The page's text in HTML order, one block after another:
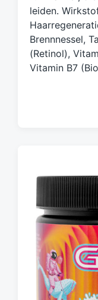
w
ö
t
e
r
leiden.
Brennnessel,
(Retinol),
Vitamin B7